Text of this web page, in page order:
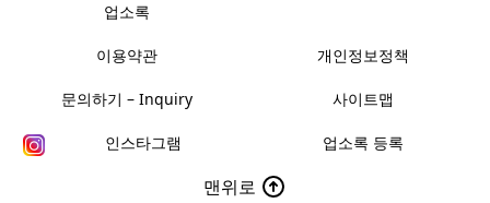
업소록
이용약관 개인정보정책
문의하기 – Inquiry 사이트맵
인스타그램 업소록 등록
맨위로